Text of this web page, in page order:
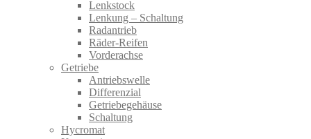
Lenkstock
Lenkung – Schaltung
Radantrieb
Räder-Reifen
Vorderachse
Getriebe
Antriebswelle
Differenzial
Getriebegehäuse
Schaltung
Hycromat